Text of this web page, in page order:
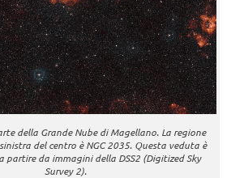
della Grande Nube di Magellano. La regione
del centro è NGC 2035. Questa veduta è
da immagini della DSS2 (Digitized Sky
Survey 2).